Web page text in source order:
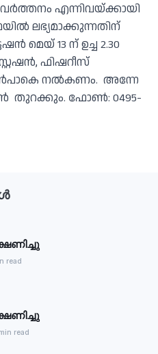
എന്നിവയ്ക്കായി
ലഭ്യമാക്കുന്നതിന്
മെയ് 13 ന് ഉച്ച 2.30
ഫിഷറീസ്
നൽകണം. അന്നേ
തുറക്കും. ഫോൺ: 0495-
read
read